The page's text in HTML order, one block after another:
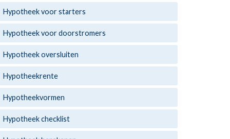
Hypotheek voor starters
Hypotheek voor doorstromers
Hypotheek oversluiten
Hypotheekrente
Hypotheekvormen
Hypotheek checklist